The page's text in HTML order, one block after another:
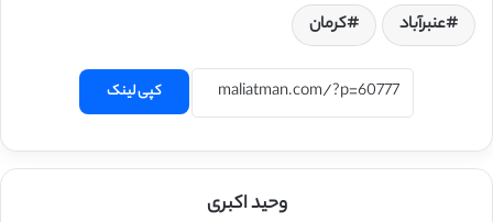
عنبرآباد
کرمان
کپی لینک
وحید اکبری